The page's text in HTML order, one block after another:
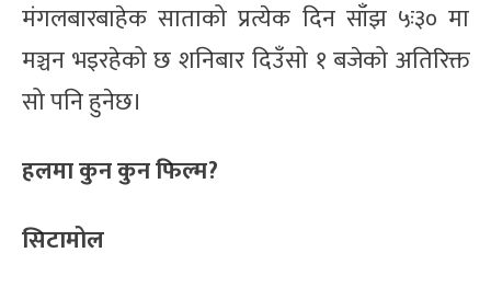
मंगलबारबाहेक साताको प्रत्येक दिन साँझ ५ः३० मा
मञ्चन भइरहेको छ शनिबार दिउँसो १ बजेको अतिरिक्त
सो पनि हुनेछ।
हलमा कुन कुन फिल्म?
सिटामोल